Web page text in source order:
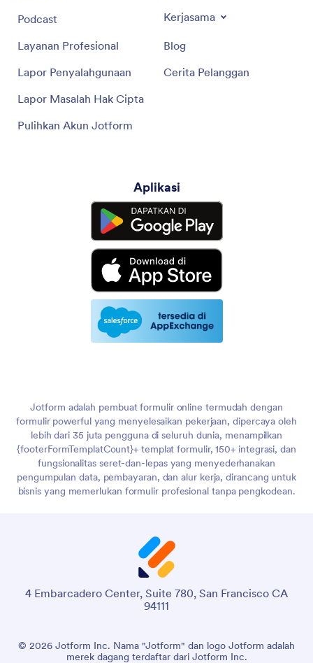
Podcast
Layanan Profesional
Lapor Penyalahgunaan
Lapor Masalah Hak Cipta
Pulihkan Akun Jotform
Kerjasama
Blog
Cerita Pelanggan
Aplikasi
Jotform adalah pembuat formulir online termudah dengan
formulir powerful yang menyelesaikan pekerjaan, dipercaya oleh
lebih dari 35 juta pengguna di seluruh dunia, menampilkan
{footerFormTemplatCount}+ templat formulir, 150+ integrasi, dan
fungsionalitas seret-dan-lepas yang menyederhanakan
pengumpulan data, pembayaran, dan alur kerja, dirancang untuk
bisnis yang memerlukan formulir profesional tanpa pengkodean.
4 Embarcadero Center, Suite 780, San Francisco CA
94111
© 2026 Jotform Inc. Nama "Jotform" dan logo Jotform adalah
merek dagang terdaftar dari Jotform Inc.